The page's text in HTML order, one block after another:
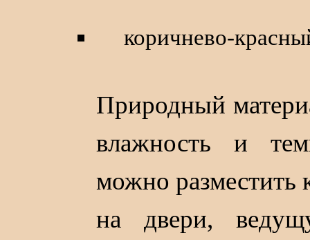
коричнево-
Природный
влажность и
можно разместить
на двери,